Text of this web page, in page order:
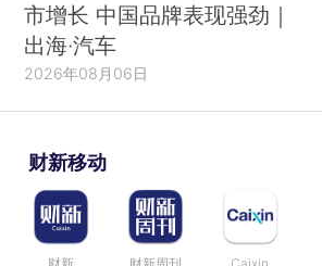
市增长 中国品牌表现强劲｜
出海·汽车
2026年08月06日
财新移动